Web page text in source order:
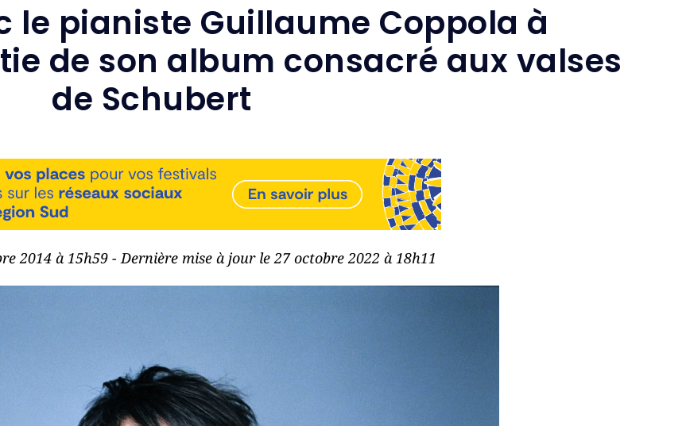
le pianiste Guillaume Coppola à
de son album consacré aux valses
de Schubert
2014 à 15h59 - Dernière mise à jour le 27 octobre 2022 à 18h11